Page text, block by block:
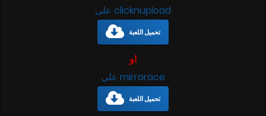
على clicknupload
تحميل اللعبة
او
على mirrorace
تحميل اللعبة